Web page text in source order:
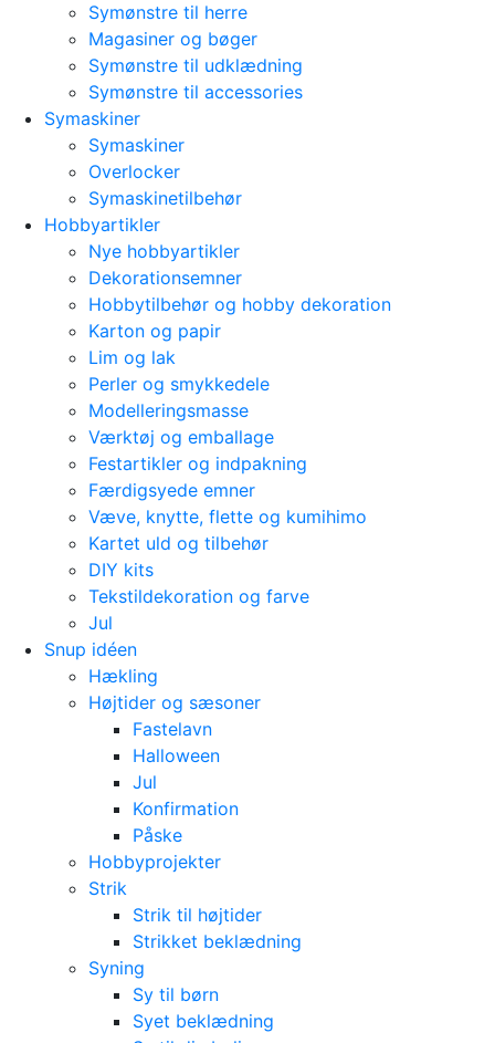
Symønstre til herre
Magasiner og bøger
Symønstre til udklædning
Symønstre til accessories
Symaskiner
Symaskiner
Overlocker
Symaskinetilbehør
Hobbyartikler
Nye hobbyartikler
Dekorationsemner
Hobbytilbehør og hobby dekoration
Karton og papir
Lim og lak
Perler og smykkedele
Modelleringsmasse
Værktøj og emballage
Festartikler og indpakning
Færdigsyede emner
Væve, knytte, flette og kumihimo
Kartet uld og tilbehør
DIY kits
Tekstildekoration og farve
Jul
Snup idéen
Hækling
Højtider og sæsoner
Fastelavn
Halloween
Jul
Konfirmation
Påske
Hobbyprojekter
Strik
Strik til højtider
Strikket beklædning
Syning
Sy til børn
Syet beklædning